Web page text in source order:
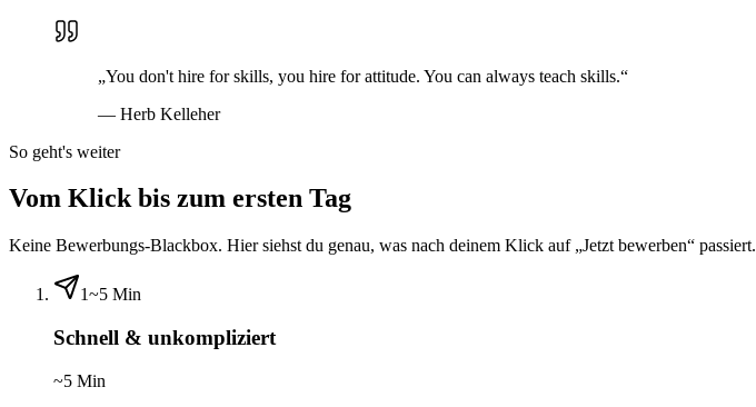
„You don't hire for skills, you hire for attitude. You can always teach skills.“
— Herb Kelleher
So geht's weiter
Vom Klick bis zum ersten Tag
Keine Bewerbungs-Blackbox. Hier siehst du genau, was nach deinem Klick auf „Jetzt bewerben“ passiert.
1~5 Min
Schnell & unkompliziert
~5 Min